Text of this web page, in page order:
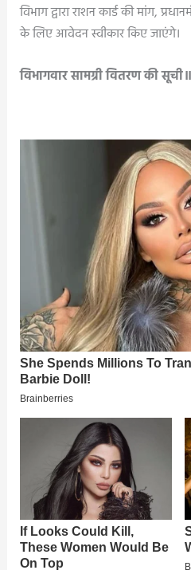
विभाग द्वारा राशन कार्ड की मांग,
के लिए आवेदन स्वीकार किए जाएंगे।
विभागवार सामग्री वितरण की सूची॥